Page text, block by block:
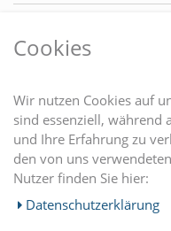
EINKAUFEN
MEIN KONTO
Cookies
Wir nutzen Cookies auf
sind essenziell, während
und Ihre Erfahrung zu
den von uns
Nutzer finden Sie hier:
Daten­schutz­erklärung